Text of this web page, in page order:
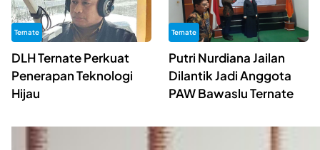
Ternate
DLH Ternate Perkuat
Penerapan Teknologi
Hijau
Ternate
Putri Nurdiana Jailan
Dilantik Jadi Anggota
PAW Bawaslu Ternate